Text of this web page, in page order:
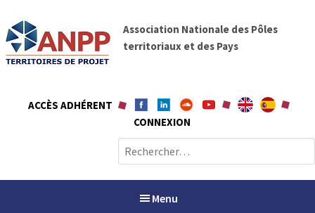
t
A
N
P
P
Association Nationale des Pôles
territoriaux et des Pays
ACCÈS ADHÉRENT
CONNEXION
e
c
Menu